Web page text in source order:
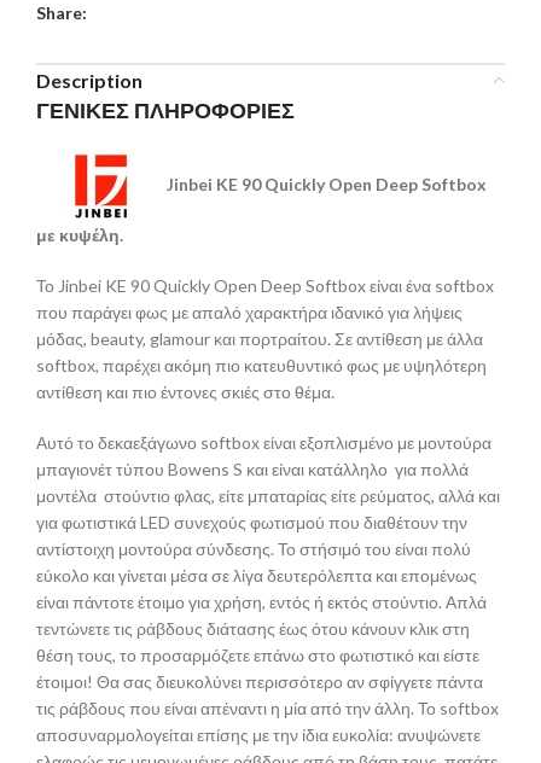
Share:
Description
ΓΕΝΙΚΕΣ ΠΛΗΡΟΦΟΡΙΕΣ
Jinbei KE 90 Quickly Open Deep Softbox
με κυψέλη.
Το Jinbei KE 90 Quickly Open Deep Softbox είναι ένα softbox
που παράγει φως με απαλό χαρακτήρα ιδανικό για λήψεις
μόδας, beauty, glamour και πορτραίτου. Σε αντίθεση με άλλα
softbox, παρέχει ακόμη πιο κατευθυντικό φως με υψηλότερη
αντίθεση και πιο έντονες σκιές στο θέμα.
Αυτό το δεκαεξάγωνο softbox είναι εξοπλισμένο με μοντούρα
μπαγιονέτ τύπου Bowens S και είναι κατάλληλο για πολλά
μοντέλα στούντιο φλας, είτε μπαταρίας είτε ρεύματος, αλλά και
για φωτιστικά LED συνεχούς φωτισμού που διαθέτουν την
αντίστοιχη μοντούρα σύνδεσης. Το στήσιμό του είναι πολύ
εύκολο και γίνεται μέσα σε λίγα δευτερόλεπτα και επομένως
είναι πάντοτε έτοιμο για χρήση, εντός ή εκτός στούντιο. Απλά
τεντώνετε τις ράβδους διάτασης έως ότου κάνουν κλικ στη
θέση τους, το προσαρμόζετε επάνω στο φωτιστικό και είστε
έτοιμοι! Θα σας διευκολύνει περισσότερο αν σφίγγετε πάντα
τις ράβδους που είναι απέναντι η μία από την άλλη. Το softbox
αποσυναρμολογείται επίσης με την ίδια ευκολία: ανυψώνετε